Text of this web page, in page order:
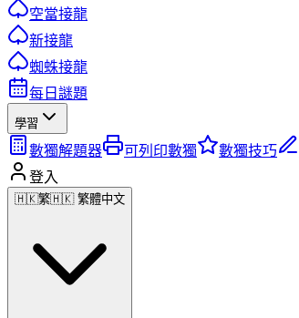
空當接龍
新接龍
蜘蛛接龍
每日謎題
學習
數獨解題器 可列印數獨 數獨技巧
登入
🇭🇰繁🇭🇰 繁體中文